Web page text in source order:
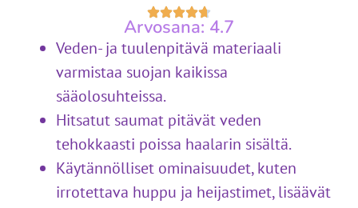
Arvosana: 4.7
Veden- ja tuulenpitävä materiaali
varmistaa suojan kaikissa
sääolosuhteissa.
Hitsatut saumat pitävät veden
tehokkaasti poissa haalarin sisältä.
Käytännölliset ominaisuudet, kuten
irrotettava huppu ja heijastimet, lisäävät